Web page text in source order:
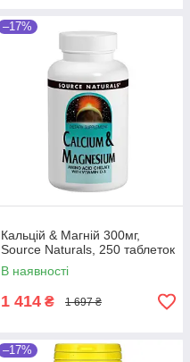
–17%
Кальцій & Магній 300мг,
Source Naturals, 250 таблеток
В наявності
1 414 ₴ 1 697 ₴
–17%